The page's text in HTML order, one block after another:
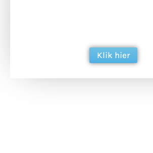
Klik hier